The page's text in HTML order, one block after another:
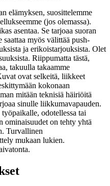
elämyksen, suosittelemme
(jos olemassa).
asentaa. Se tarjoaa suoran
myös välittää push-
ja erikoistarjouksista. Olet
Riippumatta tästä,
takuulla takaamme
ovat selkeitä, liikkeet
kokonaan
mitään teknisiä häiriöitä
sinulle liikkumavapauden.
odotellessa tai
ominaisuudet on tehty yhtä
Turvallinen
mukaan lukien.